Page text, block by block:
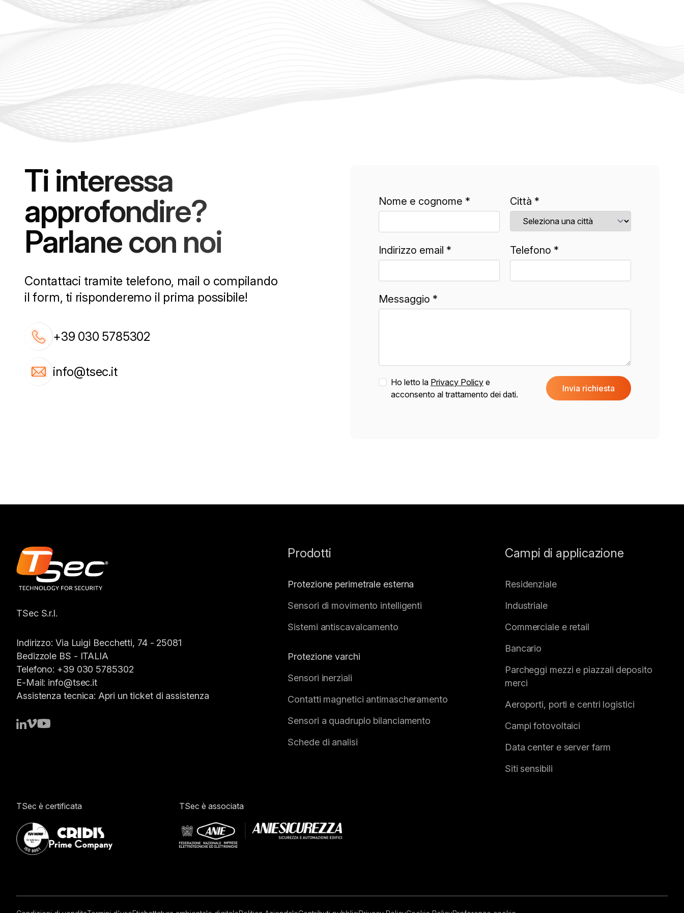
Ti interessa
approfondire?
Parlane con noi
Contattaci tramite telefono, mail o compilando
il form, ti risponderemo il prima possibile!
+39 030 5785302
info@tsec.it
Nome e cognome * Città *
Indirizzo email * Telefono *
Messaggio *
Ho letto la Privacy Policye
acconsento al trattamento dei dati.
Invia richiesta
TSec S.r.l.
Indirizzo: Via Luigi Becchetti, 74 - 25081
Bedizzole BS - ITALIA
Telefono: +39 030 5785302
E-Mail: info@tsec.it
Assistenza tecnica: Apri un ticket di assistenza
Prodotti
Protezione perimetrale esterna
Sensori di movimento intelligenti
Sistemi antiscavalcamento
Protezione varchi
Sensori inerziali
Contatti magnetici antimascheramento
Sensori a quadruplo bilanciamento
Schede di analisi
Campi di applicazione
Residenziale
Industriale
Commerciale e retail
Bancario
Parcheggi mezzi e piazzali deposito
merci
Aeroporti, porti e centri logistici
Campi fotovoltaici
Data center e server farm
Siti sensibili
TSec è certificata TSec è associata